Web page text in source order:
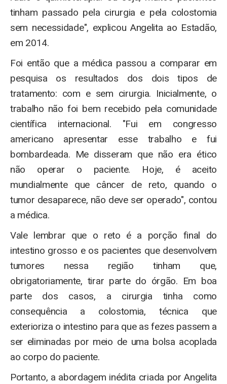
tinham passado pela cirurgia e pela colostomia
sem necessidade", explicou Angelita ao Estadão,
em 2014.
Foi então que a médica passou a comparar em
pesquisa os resultados dos dois tipos de
tratamento: com e sem cirurgia. Inicialmente, o
trabalho não foi bem recebido pela comunidade
científica internacional. "Fui em congresso
americano apresentar esse trabalho e fui
bombardeada. Me disseram que não era ético
não operar o paciente. Hoje, é aceito
mundialmente que câncer de reto, quando o
tumor desaparece, não deve ser operado", contou
a médica.
Vale lembrar que o reto é a porção final do
intestino grosso e os pacientes que desenvolvem
tumores nessa região tinham que,
obrigatoriamente, tirar parte do órgão. Em boa
parte dos casos, a cirurgia tinha como
consequência a colostomia, técnica que
exterioriza o intestino para que as fezes passem a
ser eliminadas por meio de uma bolsa acoplada
ao corpo do paciente.
Portanto, a abordagem inédita criada por Angelita